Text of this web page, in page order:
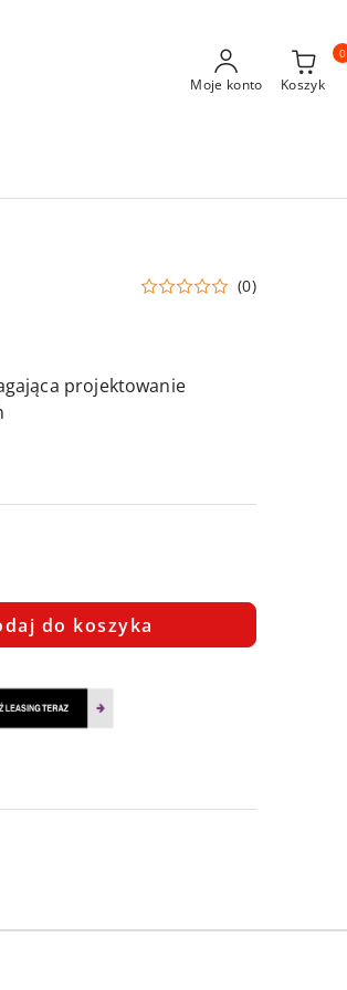
Moje konto Koszyk
0
(0)
projektowanie
do koszyka